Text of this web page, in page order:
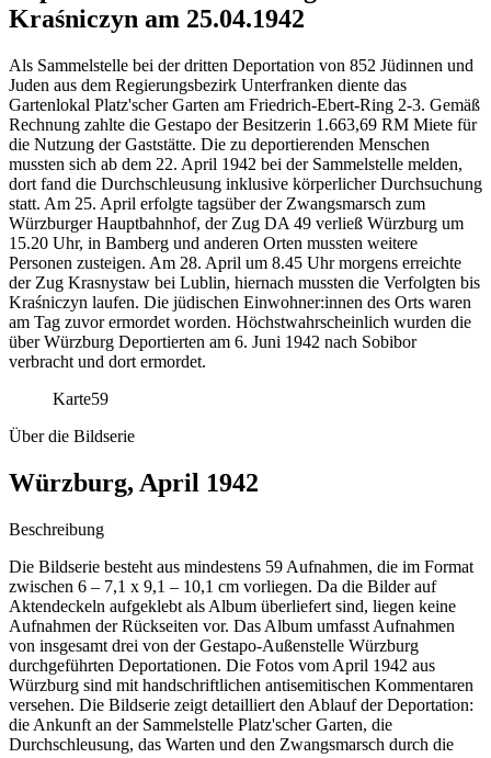
Kraśniczyn am 25.04.1942
Als Sammelstelle bei der dritten Deportation von 852 Jüdinnen und
Juden aus dem Regierungsbezirk Unterfranken diente das
Gartenlokal Platz'scher Garten am Friedrich-Ebert-Ring 2-3. Gemäß
Rechnung zahlte die Gestapo der Besitzerin 1.663,69 RM Miete für
die Nutzung der Gaststätte. Die zu deportierenden Menschen
mussten sich ab dem 22. April 1942 bei der Sammelstelle melden,
dort fand die Durchschleusung inklusive körperlicher Durchsuchung
statt. Am 25. April erfolgte tagsüber der Zwangsmarsch zum
Würzburger Hauptbahnhof, der Zug DA 49 verließ Würzburg um
15.20 Uhr, in Bamberg und anderen Orten mussten weitere
Personen zusteigen. Am 28. April um 8.45 Uhr morgens erreichte
der Zug Krasnystaw bei Lublin, hiernach mussten die Verfolgten bis
Kraśniczyn laufen. Die jüdischen Einwohner:innen des Orts waren
am Tag zuvor ermordet worden. Höchstwahrscheinlich wurden die
über Würzburg Deportierten am 6. Juni 1942 nach Sobibor
verbracht und dort ermordet.
Karte59
Über die Bildserie
Würzburg, April 1942
Beschreibung
Die Bildserie besteht aus mindestens 59 Aufnahmen, die im Format
zwischen 6 – 7,1 x 9,1 – 10,1 cm vorliegen. Da die Bilder auf
Aktendeckeln aufgeklebt als Album überliefert sind, liegen keine
Aufnahmen der Rückseiten vor. Das Album umfasst Aufnahmen
von insgesamt drei von der Gestapo-Außenstelle Würzburg
durchgeführten Deportationen. Die Fotos vom April 1942 aus
Würzburg sind mit handschriftlichen antisemitischen Kommentaren
versehen. Die Bildserie zeigt detailliert den Ablauf der Deportation:
die Ankunft an der Sammelstelle Platz'scher Garten, die
Durchschleusung, das Warten und den Zwangsmarsch durch die